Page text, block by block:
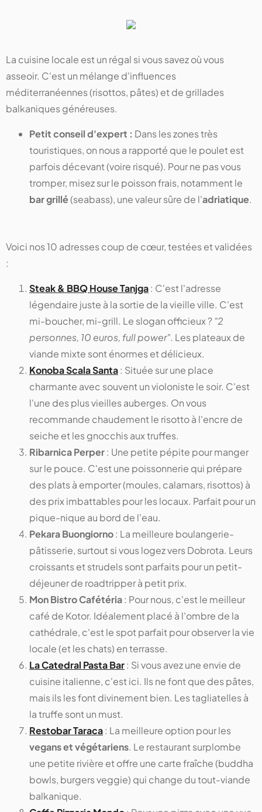
La cuisine locale est un régal si vous savez où vous
asseoir. C'est un mélange d'influences
méditerranéennes (risottos, pâtes) et de grillades
balkaniques généreuses.
Petit conseil d'expert : Dans les zones très
touristiques, on nous a rapporté que le poulet est
parfois décevant (voire risqué). Pour ne pas vous
tromper, misez sur le poisson frais, notamment le
bar grillé(seabass), une valeur sûre de l'adriatique.
Voici nos 10 adresses coup de cœur, testées et validées
:
Steak & BBQ House Tanjga: C'est l'adresse
légendaire juste à la sortie de la vieille ville. C'est
mi-boucher, mi-grill. Le slogan officieux ? "2
personnes, 10 euros, full power". Les plateaux de
viande mixte sont énormes et délicieux.
Konoba Scala Santa: Située sur une place
charmante avec souvent un violoniste le soir. C'est
l'une des plus vieilles auberges. On vous
recommande chaudement le risotto à l'encre de
seiche et les gnocchis aux truffes.
Ribarnica Perper: Une petite pépite pour manger
sur le pouce. C'est une poissonnerie qui prépare
des plats à emporter (moules, calamars, risottos) à
des prix imbattables pour les locaux. Parfait pour un
pique-nique au bord de l'eau.
Pekara Buongiorno: La meilleure boulangerie-
pâtisserie, surtout si vous logez vers Dobrota. Leurs
croissants et strudels sont parfaits pour un petit-
déjeuner de roadtripper à petit prix.
Mon Bistro Cafétéria: Pour nous, c'est le meilleur
café de Kotor. Idéalement placé à l'ombre de la
cathédrale, c'est le spot parfait pour observer la vie
locale (et les chats) en terrasse.
La Catedral Pasta Bar: Si vous avez une envie de
cuisine italienne, c'est ici. Ils ne font que des pâtes,
mais ils les font divinement bien. Les tagliatelles à
la truffe sont un must.
Restobar Taraca: La meilleure option pour les
vegans et végétariens. Le restaurant surplombe
une petite rivière et offre une carte fraîche (buddha
bowls, burgers veggie) qui change du tout-viande
balkanique.